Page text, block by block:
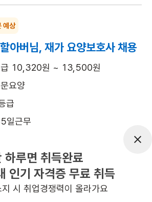
예상
아버님, 재가 요양보호사 채용
10,320원 ~ 13,500원
요양
급
일근무
후) 2시 00분, 주 5일 근무
하루면 취득완료
인기 자격증 무료 취득
시 취업경쟁력이 올라가요